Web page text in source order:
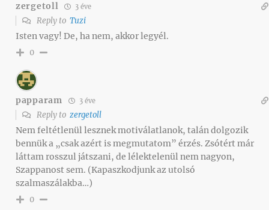
zergetoll 3 éve
Reply to Tuzi
Isten vagy! De, ha nem, akkor legyél.
0
papparam 3 éve
Reply to zergetoll
Nem feltétlenül lesznek motiválatlanok, talán dolgozik
bennük a „csak azért is megmutatom” érzés. Zsótért már
láttam rosszul játszani, de lélektelenül nem nagyon,
Szappanost sem. (Kapaszkodjunk az utolsó
szalmaszálakba…)
0